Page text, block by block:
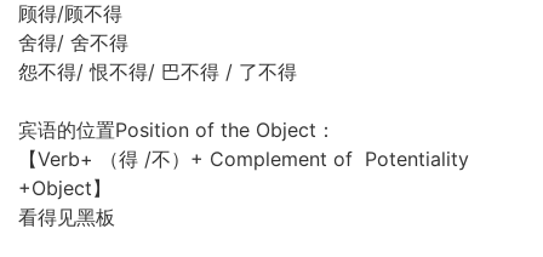
顾得/顾不得
舍得/ 舍不得
怨不得/ 恨不得/ 巴不得 / 了不得
宾语的位置Position of the Object：
【Verb+ （得 /不）+ Complement of Potentiality
+Object】
看得见黑板